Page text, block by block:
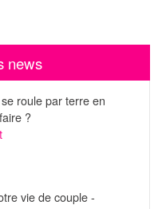
news
roule par terre en
?
vie de couple -